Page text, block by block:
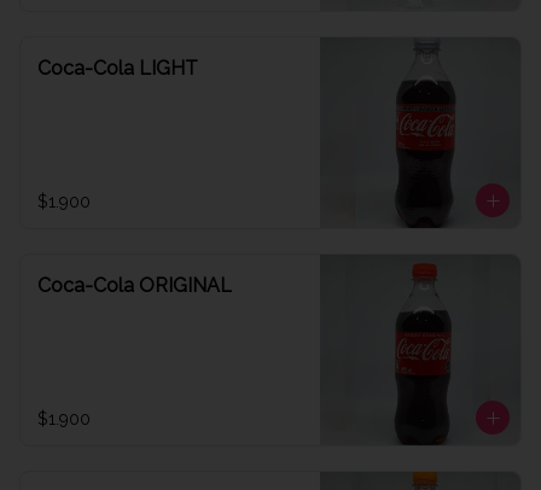
Coca-Cola LIGHT
$1.900
Coca-Cola ORIGINAL
$1.900